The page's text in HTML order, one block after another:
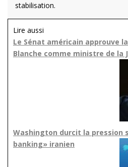
stabilisation.
Lire aussi
Le Sénat américain approuve
Blanche comme ministre de la
Washington durcit la pression
banking» iranien